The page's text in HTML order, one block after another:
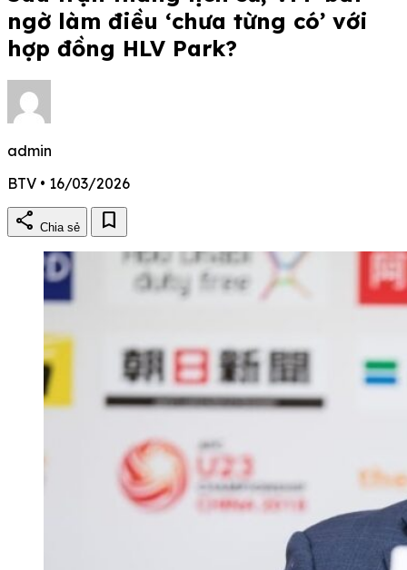
ngờ làm điều ‘chưa từng có’ với
hợp đồng HLV Park?
admin
BTV • 16/03/2026
share Chia sẻ bookmark